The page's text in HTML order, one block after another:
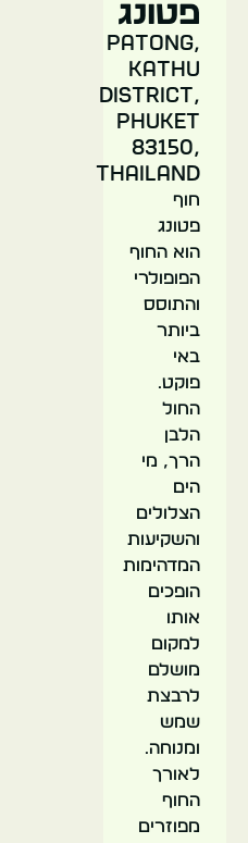
פטונג
Patong,
Kathu
District,
Phuket
83150,
Thailand
חוף
פטונג
הוא החוף
הפופולרי
והתוסס
ביותר
באי
פוקט.
החול
הלבן
הרך, מי
הים
הצלולים
והשקיעות
המדהימות
הופכים
אותו
למקום
מושלם
לרבצת
שמש
ומנוחה.
לאורך
החוף
מפוזרים